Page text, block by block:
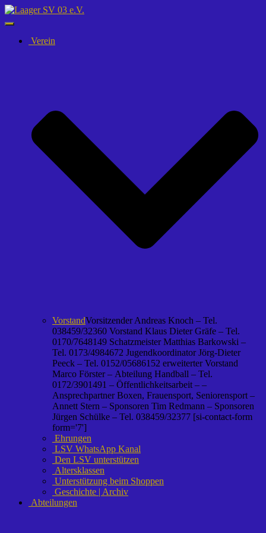
Navigation
umschalten
Verein
VorstandVorsitzender Andreas Knoch – Tel.
038459/32360 Vorstand Klaus Dieter Gräfe – Tel.
0170/7648149 Schatzmeister Matthias Barkowski –
Tel. 0173/4984672 Jugendkoordinator Jörg-Dieter
Peeck – Tel. 0152/05686152 erweiterter Vorstand
Marco Förster – Abteilung Handball – Tel.
0172/3901491 – Öffentlichkeitsarbeit – –
Ansprechpartner Boxen, Frauensport, Seniorensport –
Annett Stern – Sponsoren Tim Redmann – Sponsoren
Jürgen Schülke – Tel. 038459/32377 [si-contact-form
form='7']
Ehrungen
LSV WhatsApp Kanal
Den LSV unterstützen
Altersklassen
Unterstützung beim Shoppen
Geschichte | Archiv
Abteilungen